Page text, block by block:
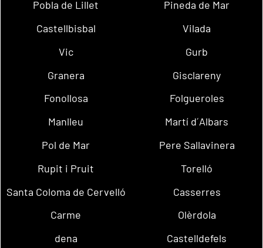
Pobla de Lillet
Pineda de Mar
Castellbisbal
Vilada
Vic
Gurb
Granera
Gisclareny
Fonollosa
Folgueroles
Manlleu
Martí d´Albars
Pol de Mar
Pere Sallavinera
Rupit i Pruit
Torelló
Santa Coloma de Cervelló
Casserres
Carme
Olèrdola
dena
Castelldefels